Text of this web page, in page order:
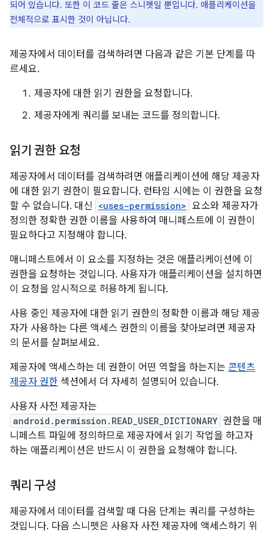
되어 있습니다. 또한 이 코드 줄은 스니펫일 뿐입니다. 애플리케이션을
전체적으로 표시한 것이 아닙니다.
제공자에서 데이터를 검색하려면 다음과 같은 기본 단계를 따
르세요.
제공자에 대한 읽기 권한을 요청합니다.
제공자에게 쿼리를 보내는 코드를 정의합니다.
읽기 권한 요청
제공자에서 데이터를 검색하려면 애플리케이션에 해당 제공자
에 대한 읽기 권한이 필요합니다. 런타임 시에는 이 권한을 요청
할 수 없습니다. 대신
<uses-permission> 요소와 제공자가
정의한 정확한 권한 이름을 사용하여 매니페스트에 이 권한이
필요하다고 지정해야 합니다.
매니페스트에서 이 요소를 지정하는 것은 애플리케이션에 이
권한을 요청하는 것입니다. 사용자가 애플리케이션을 설치하면
이 요청을 암시적으로 허용하게 됩니다.
사용 중인 제공자에 대한 읽기 권한의 정확한 이름과 해당 제공
자가 사용하는 다른 액세스 권한의 이름을 찾아보려면 제공자
의 문서를 살펴보세요.
제공자에 액세스하는 데 권한이 어떤 역할을 하는지는 콘텐츠
제공자 권한 섹션에서 더 자세히 설명되어 있습니다.
사용자 사전 제공자는
android.permission.READ_USER_DICTIONARY 권한을 매
니페스트 파일에 정의하므로 제공자에서 읽기 작업을 하고자
하는 애플리케이션은 반드시 이 권한을 요청해야 합니다.
쿼리 구성
제공자에서 데이터를 검색할 때 다음 단계는 쿼리를 구성하는
것입니다. 다음 스니펫은 사용자 사전 제공자에 액세스하기 위